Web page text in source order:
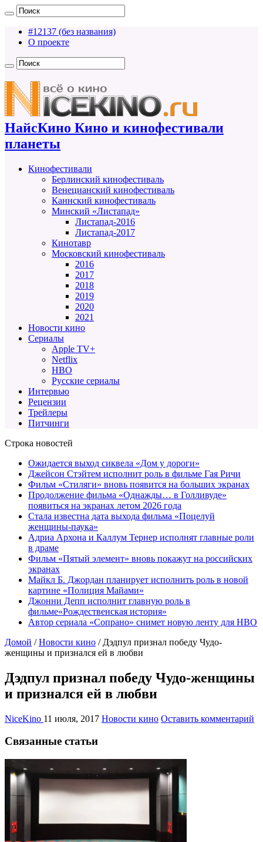
#12137 (без названия)
О проекте
НайсКино Кино и кинофестивали
планеты
Кинофестивали
Берлинский кинофестиваль
Венецианский кинофестиваль
Каннский кинофестиваль
Минский «Листапад»
Листапад-2016
Листапад-2017
Кинотавр
Московский кинофестиваль
2016
2017
2018
2019
2020
2021
Новости кино
Сериалы
Apple TV+
Netflix
HBO
Русские сериалы
Интервью
Рецензии
Трейлеры
Питчинги
Строка новостей
Ожидается выход сиквела «Дом у дороги»
Джейсон Стэйтем исполнит роль в фильме Гая Ричи
Фильм «Стиляги» вновь появится на больших экранах
Продолжение фильма «Однажды… в Голливуде»
появиться на экранах летом 2026 года
Стала известна дата выхода фильма «Поцелуй
женщины-паука»
Адриа Архона и Каллум Тернер исполнят главные роли
в драме
Фильм «Пятый элемент» вновь покажут на российских
экранах
Майкл Б. Джордан планирует исполнить роль в новой
картине «Полиция Майами»
Джонни Депп исполнит главную роль в
фильме«Рождественская история»
Автор сериала «Сопрано» снимет новую ленту для HBO
Домой / Новости кино / Дэдпул признал победу Чудо-
женщины и признался ей в любви
Дэдпул признал победу Чудо-женщины
и признался ей в любви
NiceKino 11 июля, 2017 Новости кино Оставить комментарий
Связанные статьи